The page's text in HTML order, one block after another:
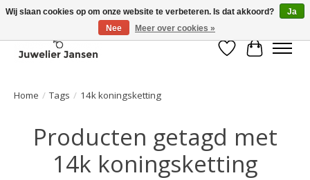
Verlanglijst
Home / Tags / 14k koningsketting
Producten getagd met
14k koningsketting
Wij slaan cookies op om onze website te verbeteren. Is dat akkoord?
Ja
Nee
Meer over cookies »